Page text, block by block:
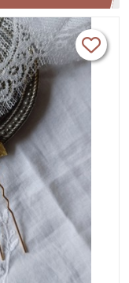
décor de fleurs-